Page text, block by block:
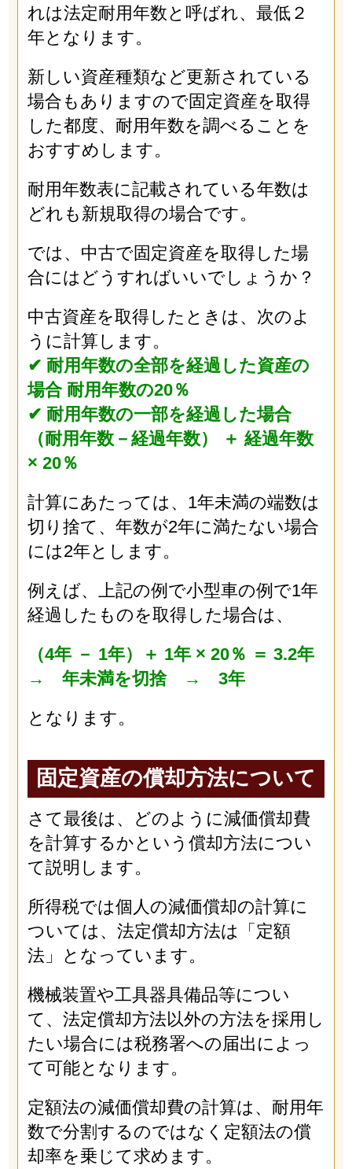
れは法定耐用年数と呼ばれ、最低２
年となります。
新しい資産種類など更新されている
場合もありますので固定資産を取得
した都度、耐用年数を調べることを
おすすめします。
耐用年数表に記載されている年数は
どれも新規取得の場合です。
では、中古で固定資産を取得した場
合にはどうすればいいでしょうか？
中古資産を取得したときは、次のよ
うに計算します。
✔︎ 耐用年数の全部を経過した資産の
場合 耐用年数の20％
✔︎ 耐用年数の一部を経過した場合
（耐用年数－経過年数） ＋ 経過年数
× 20％
計算にあたっては、1年未満の端数は
切り捨て、年数が2年に満たない場合
には2年とします。
例えば、上記の例で小型車の例で1年
経過したものを取得した場合は、
（4年 － 1年）＋ 1年 × 20％ ＝ 3.2年
→ 年未満を切捨 → 3年
となります。
固定資産の償却方法について
さて最後は、どのように減価償却費
を計算するかという償却方法につい
て説明します。
所得税では個人の減価償却の計算に
ついては、法定償却方法は「定額
法」となっています。
機械装置や工具器具備品等につい
て、法定償却方法以外の方法を採用し
たい場合には税務署への届出によっ
て可能となります。
定額法の減価償却費の計算は、耐用年
数で分割するのではなく定額法の償
却率を乗じて求めます。